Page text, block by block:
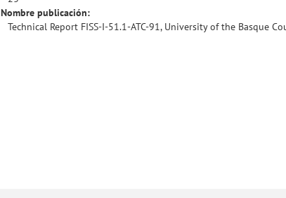
Nombre publicación:
Technical Report FISS-I-51.1-ATC-91, University of the Basque